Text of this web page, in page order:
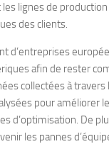
lignes de
des clients.
d’entreprises
afin de rester
collectées à travers
pour améliorer
d’optimisation. De
les pannes